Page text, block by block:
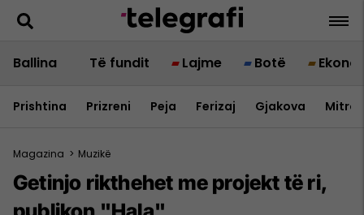
Ballina Të fundit Lajme Botë
Prishtina Prizreni Peja Ferizaj Gjakova
Magazina > Muzikë
Getinjo rikthehet me projekt të ri,